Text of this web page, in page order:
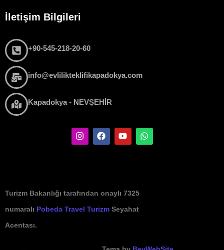
İletişim Bilgileri
+90-545-218-20-60
info@evlilikteklifikapadokya.com
Kapadokya - NEVŞEHİR
Turizm Bakanlığı tarafından onaylı 7325
numaralı Pobeda Travel Turizm Seyahat
Acentası.